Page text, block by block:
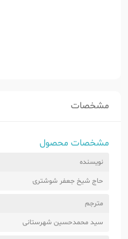
مشخصات
مشخصات محصول
نویسنده
حاج شیخ جعفر شوشتری
مترجم
سید محمدحسین شهرستانی